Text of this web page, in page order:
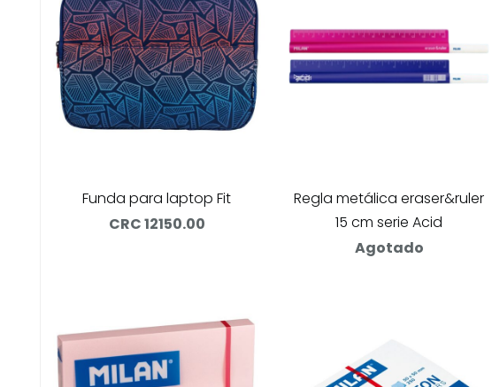
Funda para laptop Fit
CRC 12150.00
Regla metálica eraser&ruler
15 cm serie Acid
Agotado